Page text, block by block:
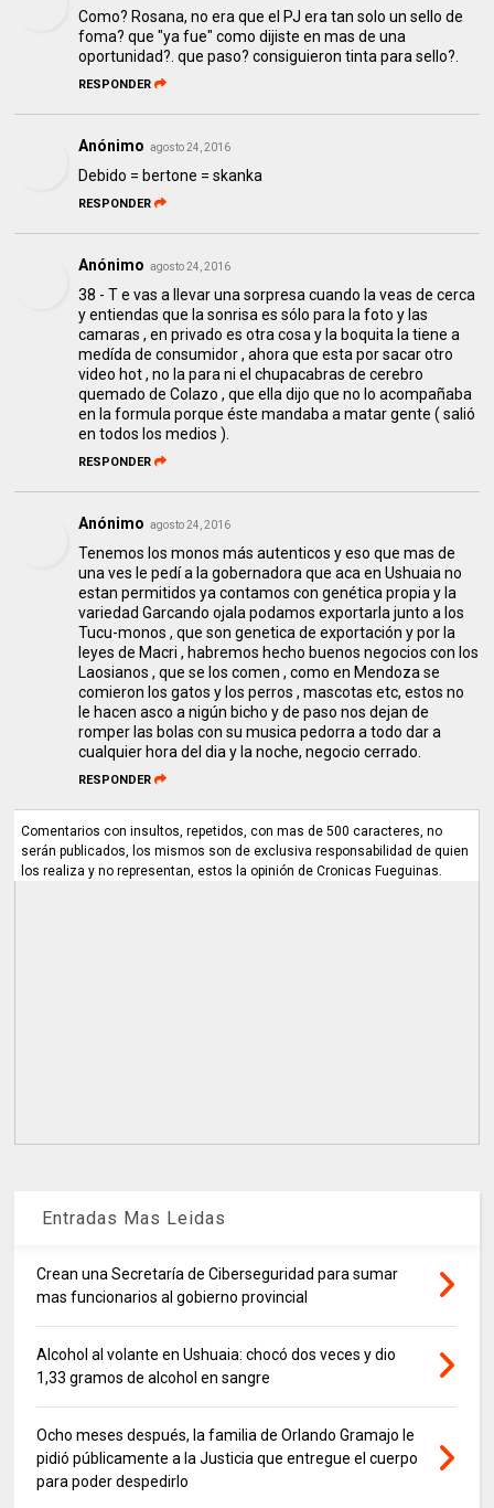
Como? Rosana, no era que el PJ era tan solo un sello de
foma? que "ya fue" como dijiste en mas de una
oportunidad?. que paso? consiguieron tinta para sello?.
RESPONDER
Anónimo agosto 24, 2016
Debido = bertone = skanka
RESPONDER
Anónimo agosto 24, 2016
38 - T e vas a llevar una sorpresa cuando la veas de cerca
y entiendas que la sonrisa es sólo para la foto y las
camaras , en privado es otra cosa y la boquita la tiene a
medída de consumidor , ahora que esta por sacar otro
video hot , no la para ni el chupacabras de cerebro
quemado de Colazo , que ella dijo que no lo acompañaba
en la formula porque éste mandaba a matar gente ( salió
en todos los medios ).
RESPONDER
Anónimo agosto 24, 2016
Tenemos los monos más autenticos y eso que mas de
una ves le pedí a la gobernadora que aca en Ushuaia no
estan permitidos ya contamos con genética propia y la
variedad Garcando ojala podamos exportarla junto a los
Tucu-monos , que son genetica de exportación y por la
leyes de Macri , habremos hecho buenos negocios con los
Laosianos , que se los comen , como en Mendoza se
comieron los gatos y los perros , mascotas etc, estos no
le hacen asco a nigún bicho y de paso nos dejan de
romper las bolas con su musica pedorra a todo dar a
cualquier hora del dia y la noche, negocio cerrado.
RESPONDER
Comentarios con insultos, repetidos, con mas de 500 caracteres, no
serán publicados, los mismos son de exclusiva responsabilidad de quien
los realiza y no representan, estos la opinión de Cronicas Fueguinas.
Entradas Mas Leidas
Crean una Secretaría de Ciberseguridad para sumar
mas funcionarios al gobierno provincial
Alcohol al volante en Ushuaia: chocó dos veces y dio
1,33 gramos de alcohol en sangre
Ocho meses después, la familia de Orlando Gramajo le
pidió públicamente a la Justicia que entregue el cuerpo
para poder despedirlo